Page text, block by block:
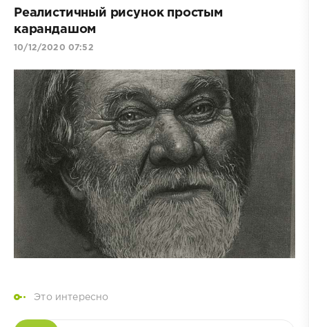
Реалистичный рисунок простым
карандашом
10/12/2020 07:52
Это интересно